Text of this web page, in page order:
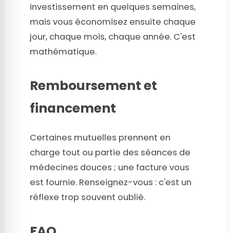
investissement en quelques semaines,
mais vous économisez ensuite chaque
jour, chaque mois, chaque année. C'est
mathématique.
Remboursement et
financement
Certaines mutuelles prennent en
charge tout ou partie des séances de
médecines douces ; une facture vous
est fournie. Renseignez-vous : c'est un
réflexe trop souvent oublié.